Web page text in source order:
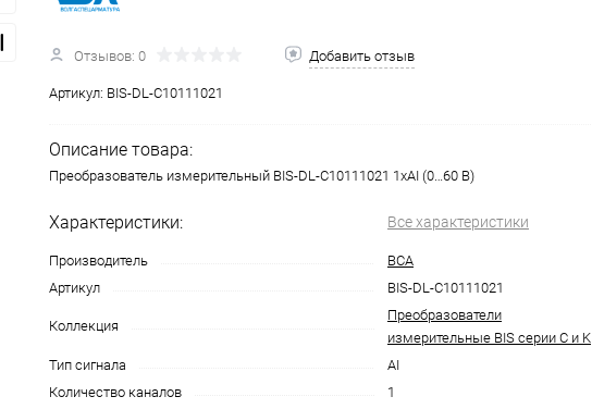
Отзывов: 0 Добавить отзыв
Артикул: BIS-DL-C10111021
Описание товара:
Преобразователь измерительный BIS-DL-C10111021 1хAI (0…60 В)
Характеристики: Все характеристики
Производитель
ВСА
Артикул
BIS-DL-C10111021
Коллекция
Преобразователи
измерительные BIS серии С и K
Тип сигнала
AI
Количество каналов
1